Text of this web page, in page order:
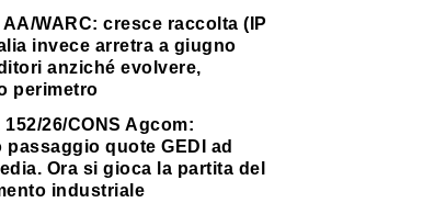
AA/WARC: cresce raccolta (IP
invece arretra a giugno
anziché evolvere,
perimetro
152/26/CONS Agcom:
passaggio quote GEDI ad
Ora si gioca la partita del
industriale